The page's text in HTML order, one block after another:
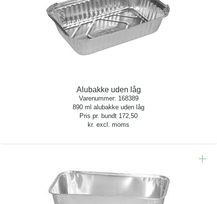
Alubakke uden låg
Varenummer: 168389
890 ml alubakke uden låg
Pris pr. bundt 172,50
kr. excl. moms